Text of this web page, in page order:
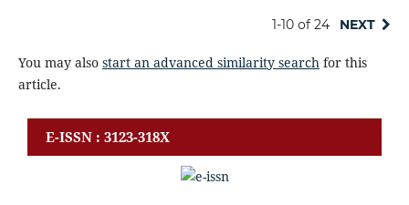
1-10 of 24 NEXT
You may also start an advanced similarity searchfor this
article.
E-ISSN : 3123-318X